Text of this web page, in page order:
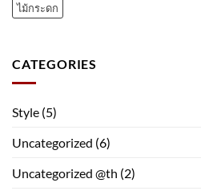
ไม้กระดก
CATEGORIES
Style (5)
Uncategorized (6)
Uncategorized @th (2)